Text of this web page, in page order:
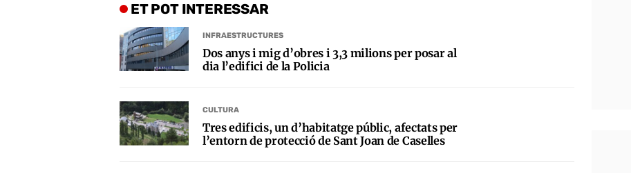
ET POT INTERESSAR
INFRAESTRUCTURES
Dos anys i mig d’obres i 3,3 milions per posar al
dia l’edifici de la Policia
CULTURA
Tres edificis, un d’habitatge públic, afectats per
l’entorn de protecció de Sant Joan de Caselles